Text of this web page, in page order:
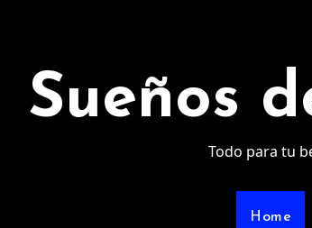
Sueños
Todo para tu
Home